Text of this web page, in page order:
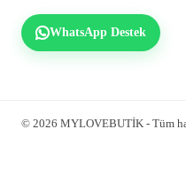
WhatsApp Destek
© 2026 MYLOVEBUTİK - Tüm